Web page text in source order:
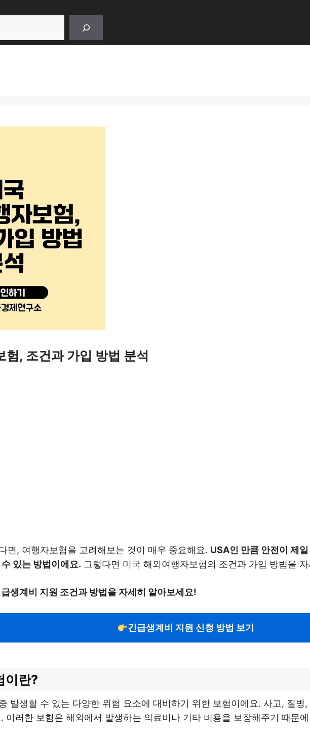
험, 조건과 가입 방법 분석
면, 여행자보험을 고려해보는 것이 매우 중요해요. USA인 만큼 안전이 제
있는 방법이에요. 그렇다면 미국 해외여행자보험의 조건과 가입 방법을
생계비 지원 조건과 방법을 자세히 알아보세요!
긴급생계비 지원 신청 방법 보기
이란?
발생할 수 있는 다양한 위험 요소에 대비하기 위한 보험이에요. 사고, 질병
이러한 보험은 해외에서 발생하는 의료비나 기타 비용을 보장해주기 때문